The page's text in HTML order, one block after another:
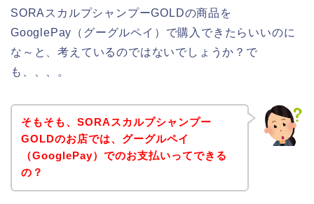
SORAスカルプシャンプーGOLDの商品を
GooglePay（グーグルペイ）で購入できたらいいのに
な～と、考えているのではないでしょうか？で
も、、、。
そもそも、SORAスカルプシャンプー
GOLDのお店では、グーグルペイ
（GooglePay）でのお支払いってできる
の？